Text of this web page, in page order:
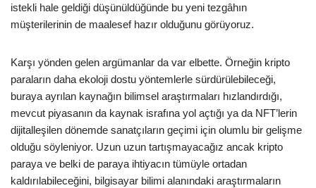
istekli hale geldiği düşünüldüğünde bu yeni tezgâhın
müşterilerinin de maalesef hazır olduğunu görüyoruz.
Karşı yönden gelen argümanlar da var elbette. Örneğin kripto
paraların daha ekoloji dostu yöntemlerle sürdürülebileceği,
buraya ayrılan kaynağın bilimsel araştırmaları hızlandırdığı,
mevcut piyasanın da kaynak israfına yol açtığı ya da NFT’lerin
dijitalleşilen dönemde sanatçıların geçimi için olumlu bir gelişme
olduğu söyleniyor. Uzun uzun tartışmayacağız ancak kripto
paraya ve belki de paraya ihtiyacın tümüyle ortadan
kaldırılabileceğini, bilgisayar bilimi alanındaki araştırmaların